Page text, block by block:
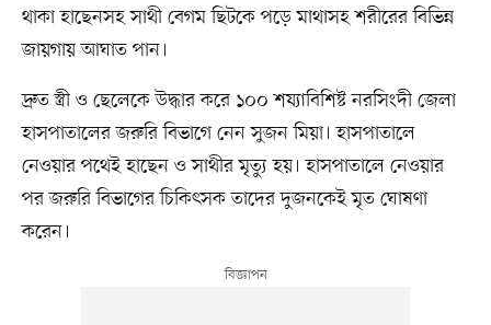
থাকা হাছেনসহ সাথী বেগম ছিটকে পড়ে মাথাসহ শরীরের বিভিন্ন
জায়গায় আঘাত পান।
দ্রুত স্ত্রী ও ছেলেকে উদ্ধার করে ১০০ শয্যাবিশিষ্ট নরসিংদী জেলা
হাসপাতালের জরুরি বিভাগে নেন সুজন মিয়া। হাসপাতালে
নেওয়ার পথেই হাছেন ও সাথীর মৃত্যু হয়। হাসপাতালে নেওয়ার
পর জরুরি বিভাগের চিকিৎসক তাদের দুজনকেই মৃত ঘোষণা
করেন।